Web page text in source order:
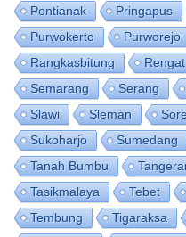
Pontianak
Pringapus
Purwokerto
Purworejo
Rangkasbitung
Rengat
Semarang
Serang
Slawi
Sleman
Sukoharjo
Sumedang
Tanah Bumbu
Tasikmalaya
Tebet
Tembung
Tigaraksa